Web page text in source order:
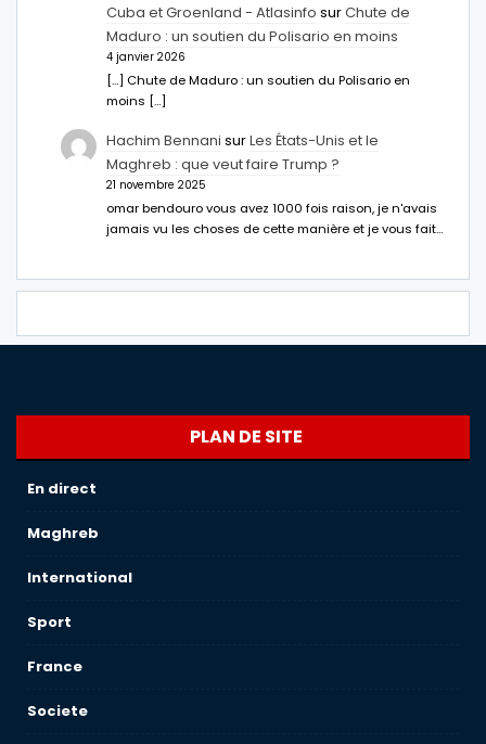
Cuba et Groenland - Atlasinfo surChute de
Maduro : un soutien du Polisario en moins
4 janvier 2026
[…] Chute de Maduro : un soutien du Polisario en
moins […]
Hachim Bennani surLes États-Unis et le
Maghreb : que veut faire Trump ?
21 novembre 2025
omar bendouro vous avez 1000 fois raison, je n'avais
jamais vu les choses de cette manière et je vous fait…
PLAN DE SITE
En direct
Maghreb
International
Sport
France
Societe